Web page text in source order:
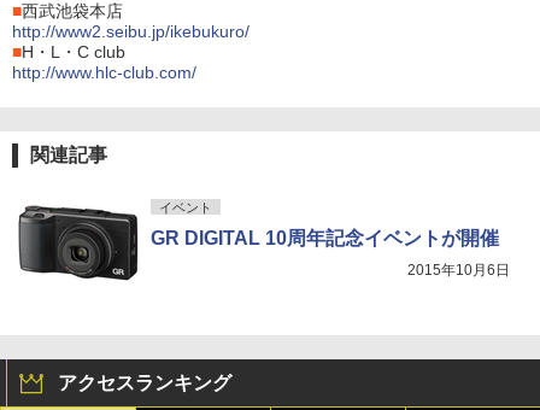
■西武池袋本店
http://www2.seibu.jp/ikebukuro/
■H・L・C club
http://www.hlc-club.com/
関連記事
イベント
GR DIGITAL 10周年記念イベントが開催
2015年10月6日
アクセスランキング